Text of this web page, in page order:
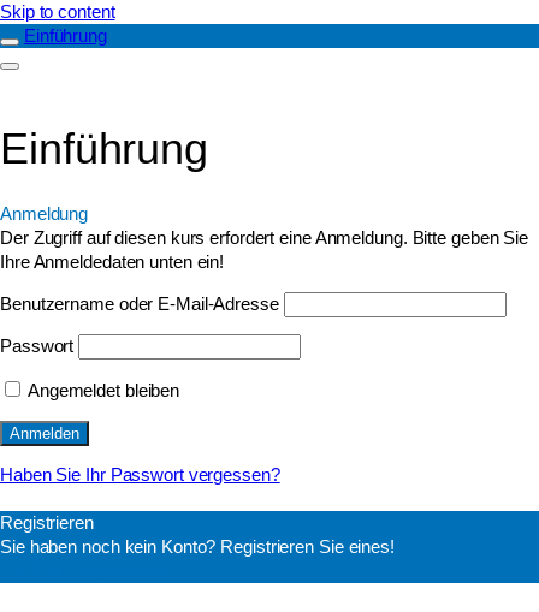
Skip to content
Einführung
Einführung
Anmeldung
Der Zugriff auf diesen kurs erfordert eine Anmeldung. Bitte geben Sie
Ihre Anmeldedaten unten ein!
Benutzername oder E-Mail-Adresse
Passwort
Angemeldet bleiben
Haben Sie Ihr Passwort vergessen?
Registrieren
Sie haben noch kein Konto? Registrieren Sie eines!